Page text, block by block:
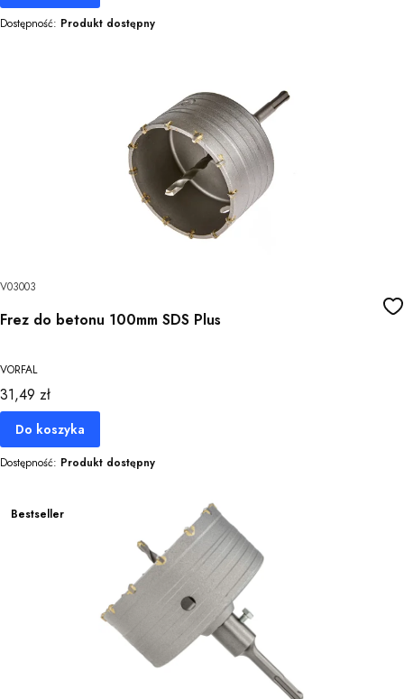
Dostępność: Produkt dostępny
V03003
Frez do betonu 100mm SDS Plus
VORFAL
Cena
31,49 zł
Do koszyka
Dostępność: Produkt dostępny
Bestseller